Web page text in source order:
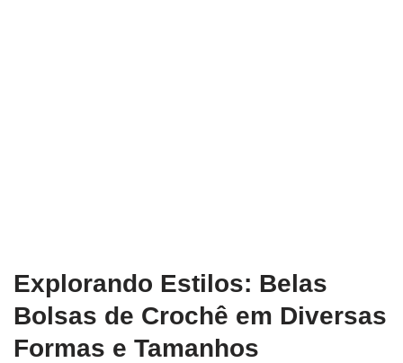
Explorando Estilos: Belas
Bolsas de Crochê em Diversas
Formas e Tamanhos